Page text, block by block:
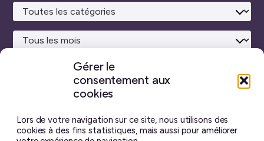
Gérer le
consentement aux
cookies
Lors de votre navigation sur ce site, nous utilisons des
cookies à des fins statistiques, mais aussi pour améliorer
la
réalisé avecWordPress ♥et beaucoup de café.
intelligence artificielle générative.J’ai pris toutes les
photos moi-même, et chaque billet est écrit à la main.